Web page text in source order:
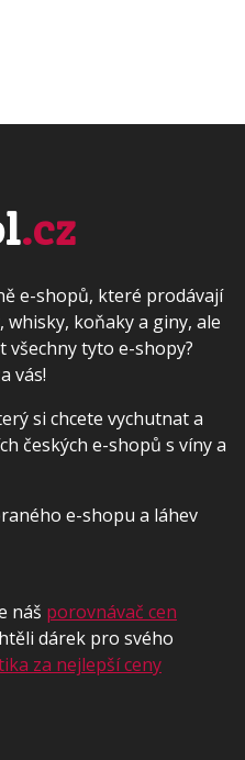
.cz
e-shopů, které prodávají
koňaky a giny, ale
všechny tyto e-shopy?
vás!
si chcete vychutnat a
českých e-shopů s víny a
e-shopu a láhev
náš porovnávač cen
dárek pro svého
za nejlepší ceny